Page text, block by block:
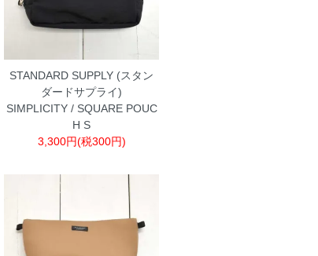
STANDARD SUPPLY (スタン
ダードサプライ)
SIMPLICITY / SQUARE POUC
H S
3,300円(税300円)